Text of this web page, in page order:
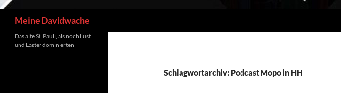
Meine Davidwache
Schlagwortarchiv: Podcast Mopo in HH
Das alte St. Pauli, als noch Lust
und Laster dominierten